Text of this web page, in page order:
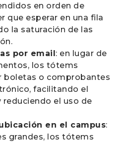
en orden de
que esperar en una fila
la saturación de las
por email: en lugar de
los tótems
boletas o comprobantes
facilitando el
el uso de
en el campus:
grandes, los tótems